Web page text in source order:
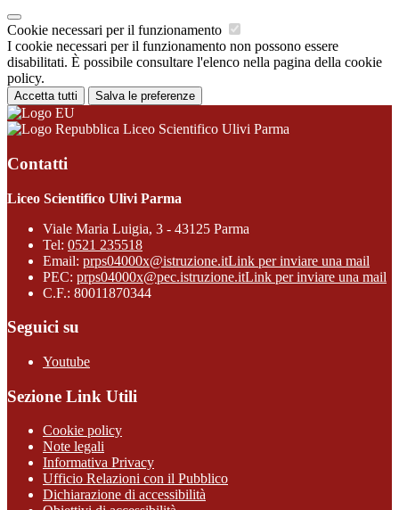
Cookie necessari per il funzionamento
I cookie necessari per il funzionamento non possono essere
disabilitati. È possibile consultare l'elenco nella pagina della cookie
policy.
Accetta tutti Salva le preferenze
Liceo Scientifico Ulivi Parma
Contatti
Liceo Scientifico Ulivi Parma
Viale Maria Luigia, 3 - 43125 Parma
Tel: 0521 235518
Email: prps04000x@istruzione.itLink per inviare una mail
PEC: prps04000x@pec.istruzione.itLink per inviare una mail
C.F.: 80011870344
Seguici su
Youtube
Sezione Link Utili
Cookie policy
Note legali
Informativa Privacy
Ufficio Relazioni con il Pubblico
Dichiarazione di accessibilità